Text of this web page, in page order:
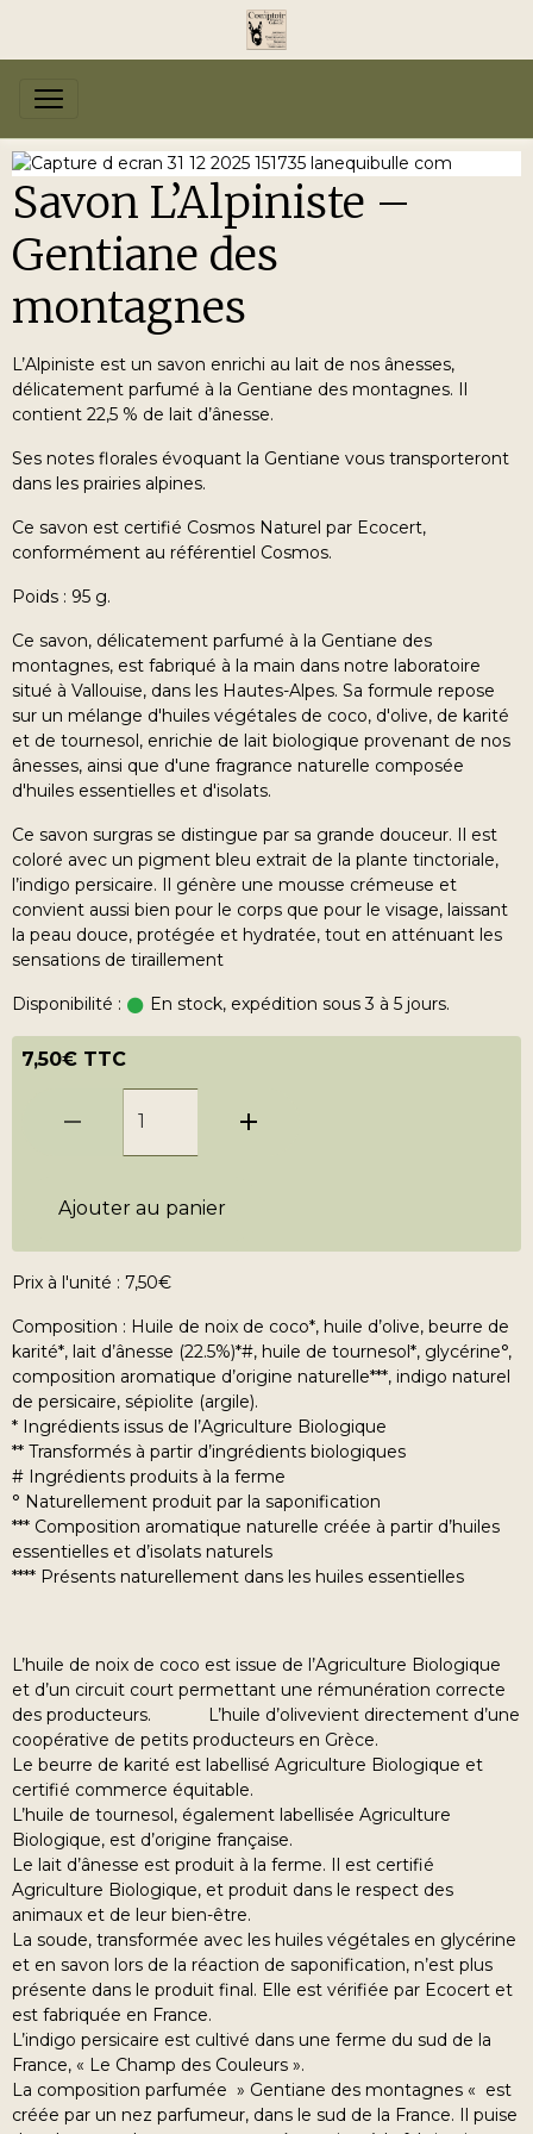
Savon L’Alpiniste –
Gentiane des
montagnes
L’Alpiniste est un savon enrichi au lait de nos ânesses,
délicatement parfumé à la Gentiane des montagnes. Il
contient 22,5 % de lait d’ânesse.
Ses notes florales évoquant la Gentiane vous transporteront
dans les prairies alpines.
Ce savon est certifié Cosmos Naturel par Ecocert,
conformément au référentiel Cosmos.
Poids : 95 g.
Ce savon, délicatement parfumé à la Gentiane des
montagnes, est fabriqué à la main dans notre laboratoire
situé à Vallouise, dans les Hautes-Alpes. Sa formule repose
sur un mélange d'huiles végétales de coco, d'olive, de karité
et de tournesol, enrichie de lait biologique provenant de nos
ânesses, ainsi que d'une fragrance naturelle composée
d'huiles essentielles et d'isolats.
Ce savon surgras se distingue par sa grande douceur. Il est
coloré avec un pigment bleu extrait de la plante tinctoriale,
l’indigo persicaire. Il génère une mousse crémeuse et
convient aussi bien pour le corps que pour le visage, laissant
la peau douce, protégée et hydratée, tout en atténuant les
sensations de tiraillement
Disponibilité : En stock, expédition sous 3 à 5 jours.
7,50€ TTC
Ajouter au panier
Prix à l'unité : 7,50€
Composition : Huile de noix de coco*, huile d’olive, beurre de
karité*, lait d’ânesse (22.5%)*#, huile de tournesol*, glycérine°,
composition aromatique d’origine naturelle***, indigo naturel
de persicaire, sépiolite (argile).
* Ingrédients issus de l’Agriculture Biologique
** Transformés à partir d’ingrédients biologiques
# Ingrédients produits à la ferme
° Naturellement produit par la saponification
*** Composition aromatique naturelle créée à partir d’huiles
essentielles et d’isolats naturels
**** Présents naturellement dans les huiles essentielles
L’huile de noix de coco est issue de l’Agriculture Biologique
et d’un circuit court permettant une rémunération correcte
des producteurs. L’huile d’olivevient directement d’une
coopérative de petits producteurs en Grèce.
Le beurre de karité est labellisé Agriculture Biologique et
certifié commerce équitable.
L’huile de tournesol, également labellisée Agriculture
Biologique, est d’origine française.
Le lait d’ânesse est produit à la ferme. Il est certifié
Agriculture Biologique, et produit dans le respect des
animaux et de leur bien-être.
La soude, transformée avec les huiles végétales en glycérine
et en savon lors de la réaction de saponification, n’est plus
présente dans le produit final. Elle est vérifiée par Ecocert et
est fabriquée en France.
L’indigo persicaire est cultivé dans une ferme du sud de la
France, « Le Champ des Couleurs ».
La composition parfumée » Gentiane des montagnes « est
créée par un nez parfumeur, dans le sud de la France. Il puise